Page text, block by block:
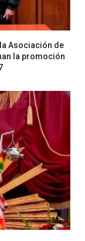
Asociación de
la promoción